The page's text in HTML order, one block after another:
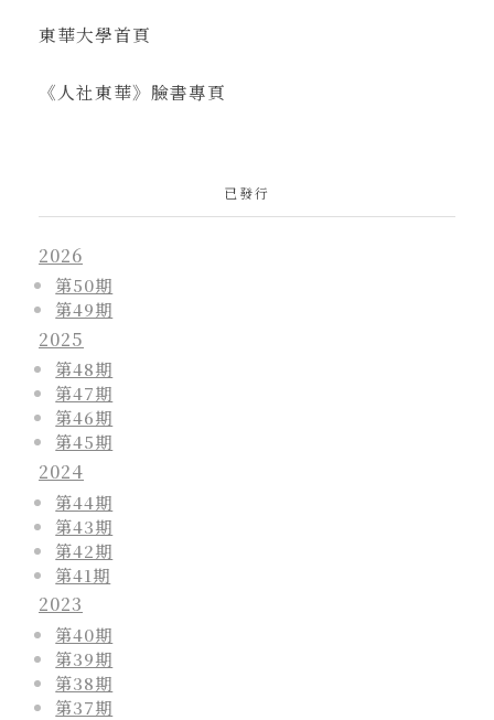
東華大學首頁
《人社東華》臉書專頁
已發行
2026
第50期
第49期
2025
第48期
第47期
第46期
第45期
2024
第44期
第43期
第42期
第41期
2023
第40期
第39期
第38期
第37期